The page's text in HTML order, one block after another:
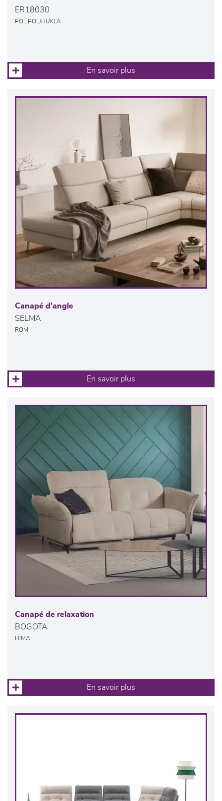
ER18030
POLIPOL/HUKLA
En savoir plus
Canapé d'angle
SELMA
ROM
En savoir plus
Canapé de relaxation
BOGOTA
HIMA
En savoir plus